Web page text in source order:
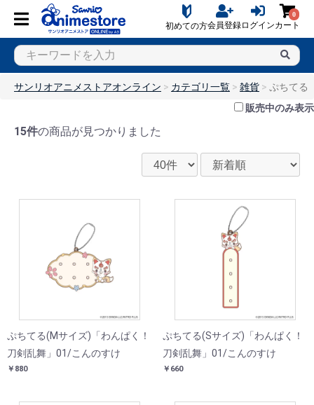
初めての方会員登録ログイン
0
カート
サンリオアニメストアオンライン カテゴリ一覧 雑貨
ぷちてる
販売中のみ表示
15件の商品が見つかりました
ぷちてる(Mサイズ)「わんぱく！
刀剣乱舞」01/こんのすけ
￥880
ぷちてる(Sサイズ)「わんぱく！
刀剣乱舞」01/こんのすけ
￥660